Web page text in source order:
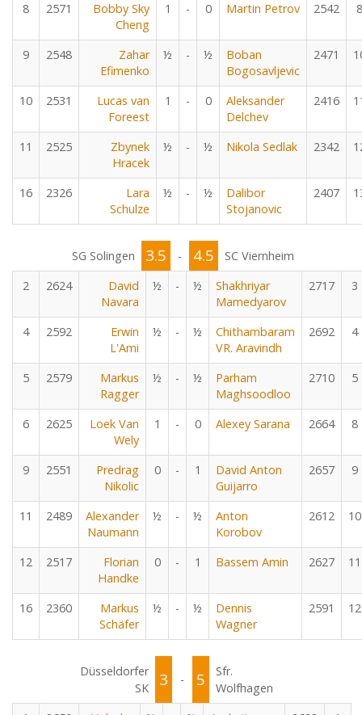
8 2571
Bobby Sky
Cheng
1 - 0 Martin Petrov 2542 8
9 2548
Zahar
Efimenko
½ - ½
Boban
Bogosavljevic
2471
10 2531
Lucas van
Foreest
1 - 0
Aleksander
Delchev
2416
11 2525
Zbynek
Hracek
½ - ½ Nikola Sedlak 2342
16 2326
Lara
Schulze
½ - ½
Dalibor
Stojanovic
2407
SG Solingen 3.5 - 4.5
SC Viernheim
2
2624
David
Navara
½ - ½
Shakhriyar
Mamedyarov
2717 3
4 2592
Erwin
L'Ami
½ - ½
Chithambaram
VR. Aravindh
2692 4
5 2579
Markus
Ragger
½ - ½
Parham
Maghsoodloo
2710 5
6 2625
Loek Van
Wely
1 - 0 Alexey Sarana 2664 8
9 2551
Predrag
Nikolic
0 - 1
David Anton
Guijarro
2657 9
11 2489
Alexander
Naumann
½ - ½
Anton
Korobov
2612 10
12 2517
Florian
Handke
0 - 1 Bassem Amin 2627 11
16 2360
Markus
Schäfer
½ - ½
Dennis
Wagner
2591 12
Düsseldorfer
SK
3 - 5
Sfr.
Wolfhagen